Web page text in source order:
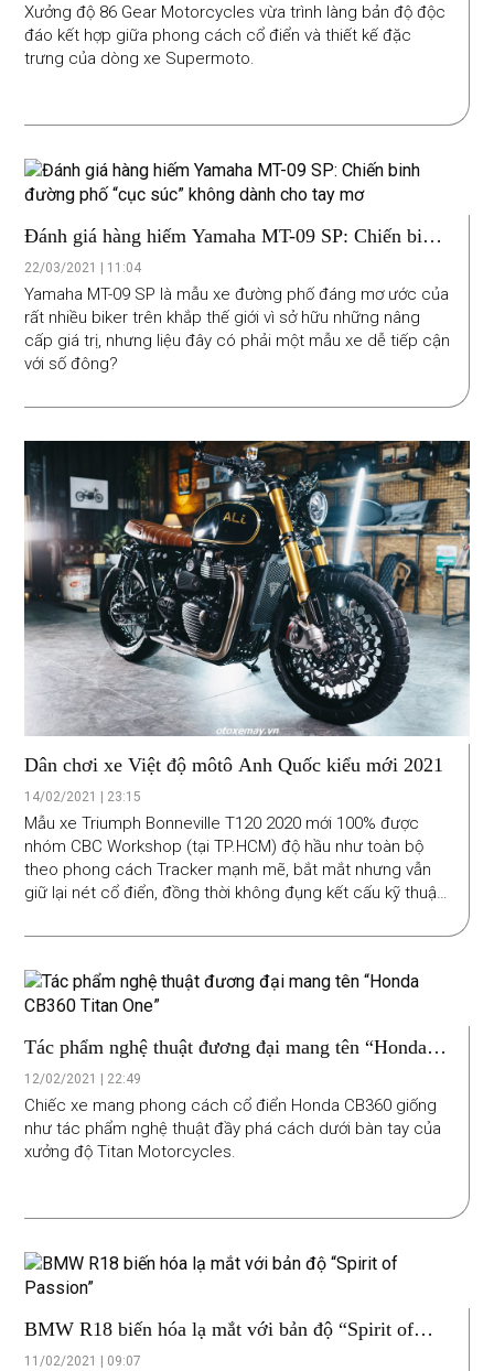
Xưởng độ 86 Gear Motorcycles vừa trình làng bản độ độc
đáo kết hợp giữa phong cách cổ điển và thiết kế đặc
trưng của dòng xe Supermoto.
Đánh giá hàng hiếm Yamaha MT-09 SP: Chiến binh
đường phố “cục súc” không dành cho tay mơ
22/03/2021 | 11:04
Yamaha MT-09 SP là mẫu xe đường phố đáng mơ ước của
rất nhiều biker trên khắp thế giới vì sở hữu những nâng
cấp giá trị, nhưng liệu đây có phải một mẫu xe dễ tiếp cận
với số đông?
Dân chơi xe Việt độ môtô Anh Quốc kiểu mới 2021
14/02/2021 | 23:15
Mẫu xe Triumph Bonneville T120 2020 mới 100% được
nhóm CBC Workshop (tại TP.HCM) độ hầu như toàn bộ
theo phong cách Tracker mạnh mẽ, bắt mắt nhưng vẫn
giữ lại nét cổ điển, đồng thời không đụng kết cấu kỹ thuật
các bước đo đạc, vẽ thiết kế, cắt CNC những món đồ cần
hoàn thiện đầu năm 2021. Thời gian hoàn thành kéo dài
hơn thông thường để từng chi tiết được làm cẩn thận,
bền cao.
Tác phẩm nghệ thuật đương đại mang tên “Honda
CB360 Titan One”
12/02/2021 | 22:49
Chiếc xe mang phong cách cổ điển Honda CB360 giống
như tác phẩm nghệ thuật đầy phá cách dưới bàn tay của
xưởng độ Titan Motorcycles.
BMW R18 biến hóa lạ mắt với bản độ “Spirit of
Passion”
11/02/2021 | 09:07